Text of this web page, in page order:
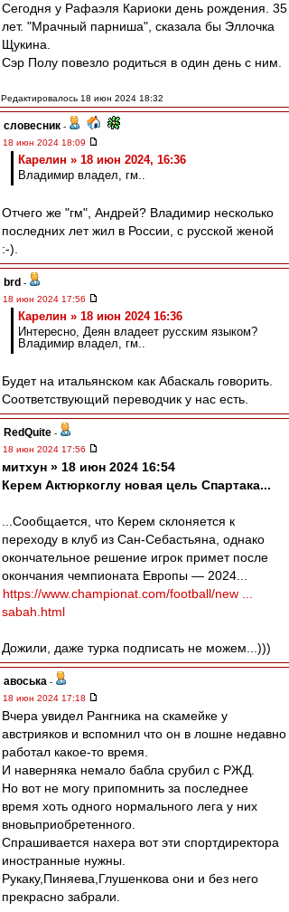
Сегодня у Рафаэля Кариоки день рождения. 35
лет. "Мрачный парниша", сказала бы Эллочка
Щукина.
Сэр Полу повезло родиться в один день с ним.
Редактировалось 18 июн 2024 18:32
словесник -
18 июн 2024 18:09
Карелин » 18 июн 2024, 16:36
Владимир владел, гм..
Отчего же "гм", Андрей? Владимир несколько
последних лет жил в России, с русской женой
:-).
brd -
18 июн 2024 17:56
Карелин » 18 июн 2024 16:36
Интересно, Деян владеет русским языком?
Владимир владел, гм..
Будет на итальянском как Абаскаль говорить.
Соответствующий переводчик у нас есть.
RedQuite -
18 июн 2024 17:56
митхун » 18 июн 2024 16:54
Керем Актюркоглу новая цель Спартака...
...Сообщается, что Керем склоняется к
переходу в клуб из Сан-Себастьяна, однако
окончательное решение игрок примет после
окончания чемпионата Европы — 2024...
https://www.championat.com/football/new ...
sabah.html
Дожили, даже турка подписать не можем...)))
авоська -
18 июн 2024 17:18
Вчера увидел Рангника на скамейке у
австрияков и вспомнил что он в лошне недавно
работал какое-то время.
И наверняка немало бабла срубил с РЖД.
Но вот не могу припомнить за последнее
время хоть одного нормального лега у них
вновьприобретенного.
Спрашивается нахера вот эти спортдиректора
иностранные нужны.
Рукаку,Пиняева,Глушенкова они и без него
прекрасно забрали.